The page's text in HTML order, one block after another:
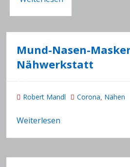
Mund-Nasen-
Nähwerkstatt
Robert Mandl Corona, Nähen
Weiterlesen